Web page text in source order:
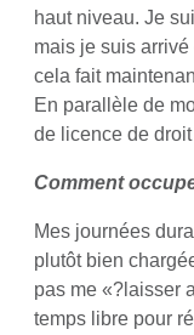
haut niveau. Je
mais je suis
cela fait
En parallèle de
de licence de
Comment
Mes journées
plutôt bien
pas me «?laisser
temps libre pour